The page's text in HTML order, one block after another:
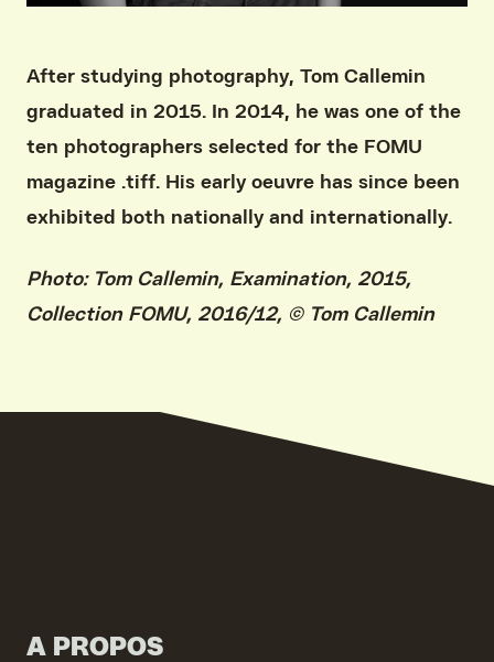
After studying photography, Tom Callemin
graduated in 2015. In 2014, he was one of the
ten photographers selected for the FOMU
magazine .tiff. His early oeuvre has since been
exhibited both nationally and internationally.
Photo: Tom Callemin, Examination, 2015,
Collection FOMU, 2016/12, © Tom Callemin
A PROPOS